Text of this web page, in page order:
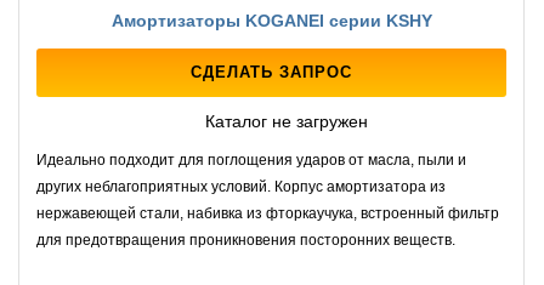
Амортизаторы KOGANEI серии KSHY
СДЕЛАТЬ ЗАПРОС
Каталог не загружен
Идеально подходит для поглощения ударов от масла, пыли и
других неблагоприятных условий. Корпус амортизатора из
нержавеющей стали, набивка из фторкаучука, встроенный фильтр
для предотвращения проникновения посторонних веществ.